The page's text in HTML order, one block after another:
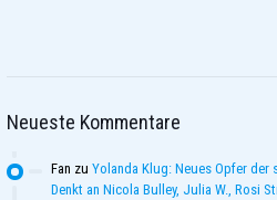
Neueste Kommentare
Fan zu Yolanda Klug: Neues Opfer der
Denkt an Nicola Bulley, Julia W., Rosi